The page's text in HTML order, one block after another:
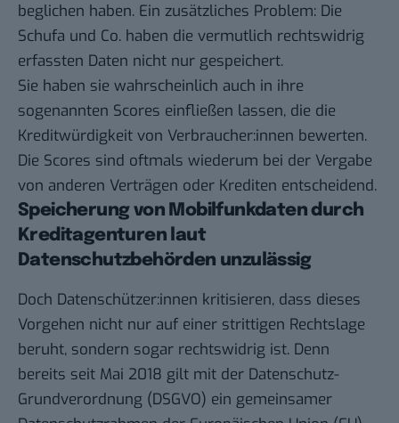
beglichen haben. Ein zusätzliches Problem: Die
Schufa und Co. haben die vermutlich rechtswidrig
erfassten Daten nicht nur gespeichert.
Sie haben sie wahrscheinlich auch in ihre
sogenannten Scores einfließen lassen, die die
Kreditwürdigkeit von Verbraucher:innen bewerten.
Die Scores sind oftmals wiederum bei der Vergabe
von anderen Verträgen oder Krediten entscheidend.
Speicherung von Mobilfunkdaten durch
Kreditagenturen laut
Datenschutzbehörden unzulässig
Doch Datenschützer:innen kritisieren, dass dieses
Vorgehen nicht nur auf einer strittigen Rechtslage
beruht, sondern sogar rechtswidrig ist. Denn
bereits seit Mai 2018 gilt mit der Datenschutz-
Grundverordnung (DSGVO) ein gemeinsamer